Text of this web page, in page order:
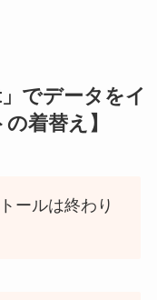
でデータをイ
着替え】
ールは終わり